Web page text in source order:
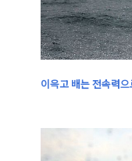
이윽고 배는 전속력